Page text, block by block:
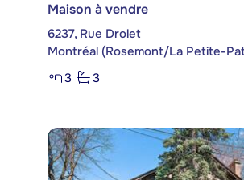
Maison à vendre
6237, Rue Drolet
Montréal (Rosemont/La Petite-
3
3